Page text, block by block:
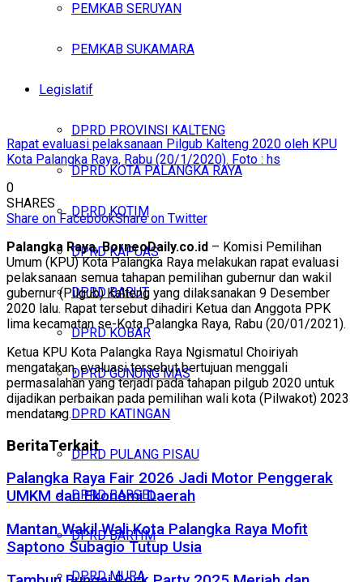
PEMKAB SERUYAN
PEMKAB SUKAMARA
Legislatif
DPRD PROVINSI KALTENG
DPRD KOTA PALANGKA RAYA
DPRD KOTIM
DPRD KAPUAS
DPRD BARUT
DPRD KOBAR
DPRD GUNUNG MAS
DPRD KATINGAN
DPRD PULANG PISAU
DPRD BARSEL
DPRD BARTIM
DPRD MURA
Rapat evaluasi pelaksanaan Pilgub Kalteng 2020 oleh KPU
Kota Palangka Raya, Rabu (20/1/2020). Foto : hs
0
SHARES
Share on FacebookShare on Twitter
Palangka Raya, BorneoDaily.co.id – Komisi Pemilihan
Umum (KPU) Kota Palangka Raya melakukan rapat evaluasi
pelaksanaan semua tahapan pemilihan gubernur dan wakil
gubernur (Pilgub) Kalteng yang dilaksanakan 9 Desember
2020 lalu. Rapat tersebut dihadiri Ketua dan Anggota PPK
lima kecamatan se-Kota Palangka Raya, Rabu (20/01/2021).
Ketua KPU Kota Palangka Raya Ngismatul Choiriyah
mengatakan, evaluasi tersebut bertujuan menggali
permasalahan yang terjadi pada tahapan pilgub 2020 untuk
dijadikan perbaikan pada pemilihan wali kota (Pilwakot) 2023
mendatang.
BeritaTerkait
Palangka Raya Fair 2026 Jadi Motor Penggerak
UMKM dan Ekonomi Daerah
Mantan Wakil Wali Kota Palangka Raya Mofit
Saptono Subagio Tutup Usia